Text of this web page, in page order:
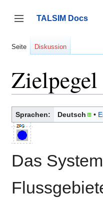
springen
Seitenleiste umschalten
TALSIM Docs
Seite Diskussion
Zielpegel
Sprachen: Deutsch
Das